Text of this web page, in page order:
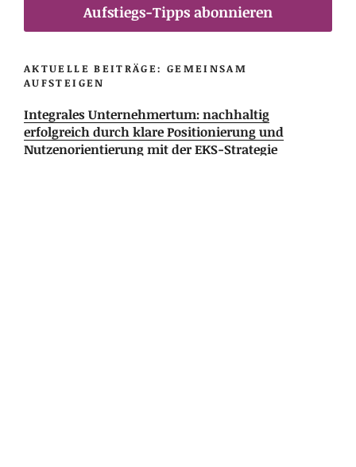
Aufstiegs-Tipps abonnieren
AKTUELLE BEITRÄGE: GEMEINSAM
AUFSTEIGEN
Integrales Unternehmertum: nachhaltig
erfolgreich durch klare Positionierung und
Nutzenorientierung mit der EKS-Strategie